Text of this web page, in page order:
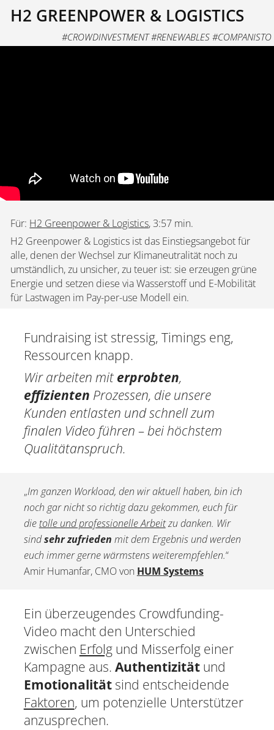
H2 GREENPOWER & LOGISTICS
#CROWDINVESTMENT #RENEWABLES #COMPANISTO
Für: H2 Greenpower & Logistics, 3:57 min.
H2 Greenpower & Logistics ist das Einstiegsangebot für
alle, denen der Wechsel zur Klimaneutralität noch zu
umständlich, zu unsicher, zu teuer ist: sie erzeugen grüne
Energie und setzen diese via Wasserstoff und E-Mobilität
für Lastwagen im Pay-per-use Modell ein.
Fundraising ist stressig, Timings eng,
Ressourcen knapp.
Wir arbeiten mit erprobten,
effizienten Prozessen, die unsere
Kunden entlasten und schnell zum
finalen Video führen – bei höchstem
Qualitätanspruch.
„Im ganzen Workload, den wir aktuell haben, bin ich
noch gar nicht so richtig dazu gekommen, euch für
die tolle und professionelle Arbeitzu danken. Wir
sindsehr zufrieden mit dem Ergebnis und werden
euch immer gerne wärmstens weiterempfehlen.“
Amir Humanfar, CMO von HUM Systems
Ein überzeugendes Crowdfunding-
Video macht den Unterschied
zwischen Erfolgund Misserfolg einer
Kampagne aus. Authentizitätund
Emotionalitätsind entscheidende
Faktoren, um potenzielle Unterstützer
anzusprechen.